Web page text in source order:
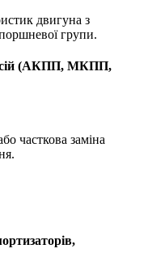
двигуна з
групи.
(АКПП, МКПП,
часткова заміна